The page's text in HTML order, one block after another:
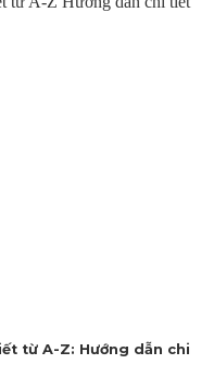
từ A-Z: Hướng dẫn chi